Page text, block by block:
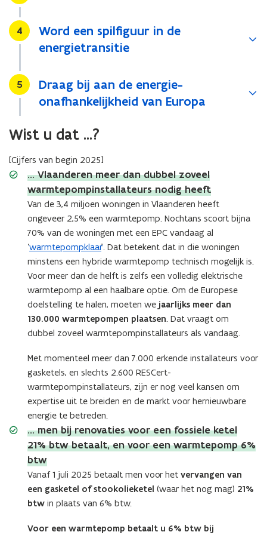
Stap
4
Word een spilfiguur in de
energietransitie
Stap
5
Draag bij aan de energie-
onafhankelijkheid van Europa
Wist u dat ...?
[Cijfers van begin 2025]
... Vlaanderen meer dan dubbel zoveel
warmtepompinstallateurs nodig heeft
Van de 3,4 miljoen woningen in Vlaanderen heeft
ongeveer 2,5% een warmtepomp. Nochtans scoort bijna
70% van de woningen met een EPC vandaag al
‘warmtepompklaar’. Dat betekent dat in die woningen
minstens een hybride warmtepomp technisch mogelijk is.
Voor meer dan de helft is zelfs een volledig elektrische
warmtepomp al een haalbare optie. Om de Europese
doelstelling te halen, moeten we jaarlijks meer dan
130.000 warmtepompen plaatsen. Dat vraagt om
dubbel zoveel warmtepompinstallateurs als vandaag.
Met momenteel meer dan 7.000 erkende installateurs voor
gasketels, en slechts 2.600 RESCert-
warmtepompinstallateurs, zijn er nog veel kansen om
expertise uit te breiden en de markt voor hernieuwbare
energie te betreden.
... men bij renovaties voor een fossiele ketel
21% btw betaalt, en voor een warmtepomp 6%
btw
Vanaf 1 juli 2025 betaalt men voor het vervangen van
een gasketel of stookolieketel (waar het nog mag) 21%
btw in plaats van 6% btw.
Voor een warmtepomp betaalt u 6% btw bij